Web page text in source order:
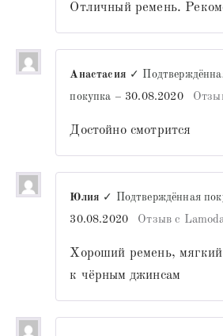
Отличный ремень.
Анастасия ✓
покупка – 30.08.2020
Достойно смотрится
Юлия ✓ Подтверждённая
30.08.2020
Отзыв с
Хороший ремень,
к чёрным джинсам